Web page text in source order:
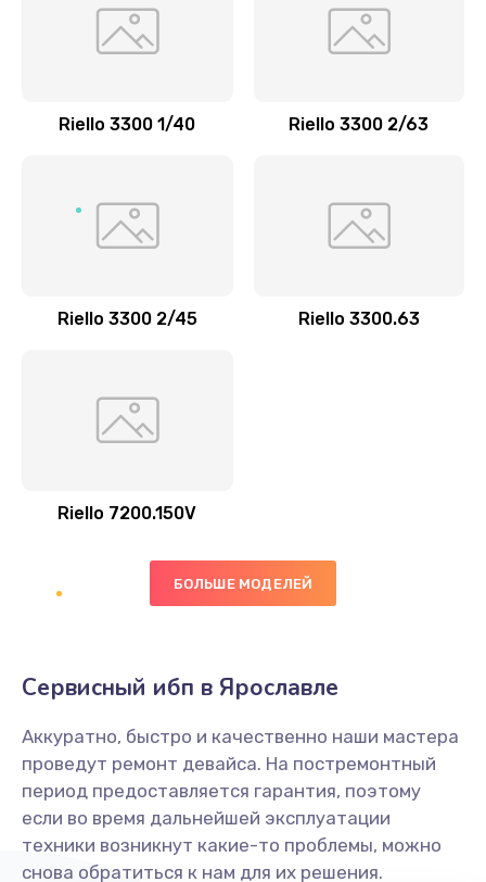
Riello 3300 1/40 Riello 3300 2/63
Riello 3300 2/45 Riello 3300.63
Riello 7200.150V
БОЛЬШЕ МОДЕЛЕЙ
Сервисный ибп в Ярославле
Аккуратно, быстро и качественно наши мастера
проведут ремонт девайса. На постремонтный
период предоставляется гарантия, поэтому
если во время дальнейшей эксплуатации
техники возникнут какие-то проблемы, можно
снова обратиться к нам для их решения.